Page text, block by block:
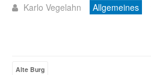
Karlo Vegelahn Allgemeines
Alte Burg